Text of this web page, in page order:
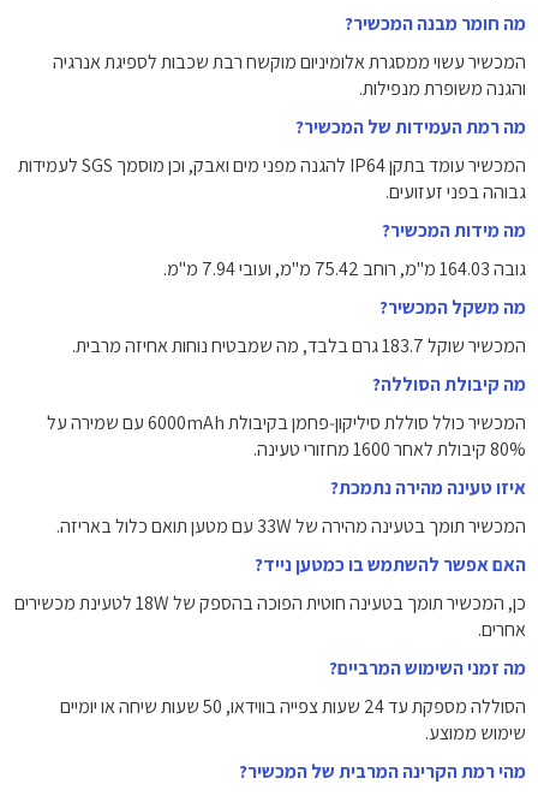
מה חומר מבנה המכשיר?
המכשיר עשוי ממסגרת אלומיניום מוקשח רבת שכבות לספיגת אנרגיה
והגנה משופרת מנפילות.
מה רמת העמידות של המכשיר?
המכשיר עומד בתקן IP64 להגנה מפני מים ואבק, וכן מוסמך SGS לעמידות
גבוהה בפני זעזועים.
מה מידות המכשיר?
גובה ‎164.03‎ מ"מ, רוחב ‎75.42‎ מ"מ, ועובי ‎7.94‎ מ"מ.
מה משקל המכשיר?
המכשיר שוקל ‎183.7‎ גרם בלבד, מה שמבטיח נוחות אחיזה מרבית.
מה קיבולת הסוללה?
המכשיר כולל סוללת סיליקון‑פחמן בקיבולת ‎6000mAh‎ עם שמירה על
‎80%‎ קיבולת לאחר ‎1600‎ מחזורי טעינה.
איזו טעינה מהירה נתמכת?
המכשיר תומך בטעינה מהירה של ‎33W‎ עם מטען תואם כלול באריזה.
האם אפשר להשתמש בו כמטען נייד?
כן, המכשיר תומך בטעינה חוטית הפוכה בהספק של ‎18W‎ לטעינת מכשירים
אחרים.
מה זמני השימוש המרביים?
הסוללה מספקת עד ‎24‎ שעות צפייה בווידאו, ‎50‎ שעות שיחה או יומיים
שימוש ממוצע.
מהי רמת הקרינה המרבית של המכשיר?